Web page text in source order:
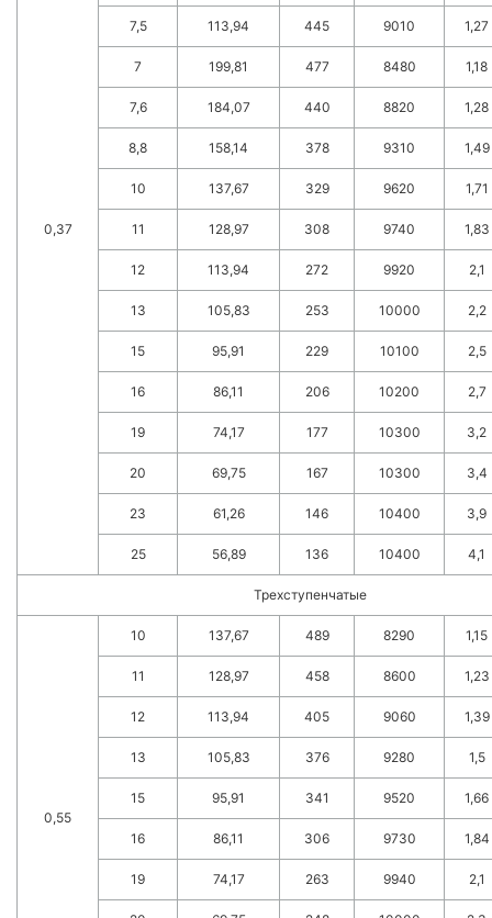
0,37
7,5 113,94 445 9010 1,27
7 199,81 477 8480 1,18
7,6 184,07 440 8820 1,28
8,8 158,14 378 9310 1,49
10 137,67 329 9620 1,71
11 128,97 308 9740 1,83
12 113,94 272 9920 2,1
13 105,83 253 10000 2,2
15 95,91 229 10100 2,5
16 86,11 206 10200 2,7
19 74,17 177 10300 3,2
20 69,75 167 10300 3,4
23 61,26 146 10400 3,9
25 56,89 136 10400 4,1
Трехступенчатые
0,55
10 137,67 489 8290 1,15
11 128,97 458 8600 1,23
12 113,94 405 9060 1,39
13 105,83 376 9280 1,5
15 95,91 341 9520 1,66
16 86,11 306 9730 1,84
19 74,17 263 9940 2,1